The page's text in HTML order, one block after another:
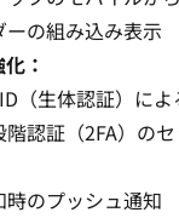
の組み込み表示
：
（生体認証）に
認証（2FA）の
のプッシュ通知